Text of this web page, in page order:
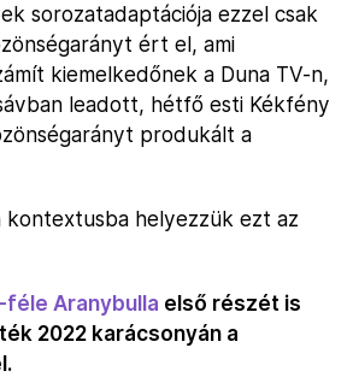
sorozatadaptációja ezzel csak
ért el, ami
kiemelkedőnek a Duna TV-n,
leadott, hétfő esti Kékfény
produkált a
kontextusba helyezzük ezt az
féle Aranybulla első részét is
2022 karácsonyán a